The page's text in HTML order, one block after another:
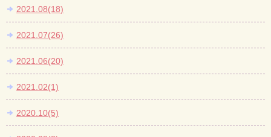
2021.08(18)
2021.07(26)
2021.06(20)
2021.02(1)
2020.10(5)